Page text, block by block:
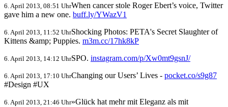
6. April 2013, 08:51 UhrWhen cancer stole Roger Ebert’s voice, Twitter
gave him a new one. buff.ly/YWazV1
6. April 2013, 11:52 UhrShocking Photos: PETA's Secret Slaughter of
Kittens &amp; Puppies. m3m.cc/17hk8kP
6. April 2013, 14:12 UhrSPO. instagram.com/p/Xw0mt9gsnJ/
6. April 2013, 17:10 UhrChanging our Users’ Lives - pocket.co/s9g87
#Design #UX
6. April 2013, 21:46 Uhr»Glück hat mehr mit Eleganz als mit